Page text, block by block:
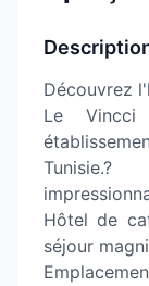
Découvrez
Le
Hôtel de
séjour